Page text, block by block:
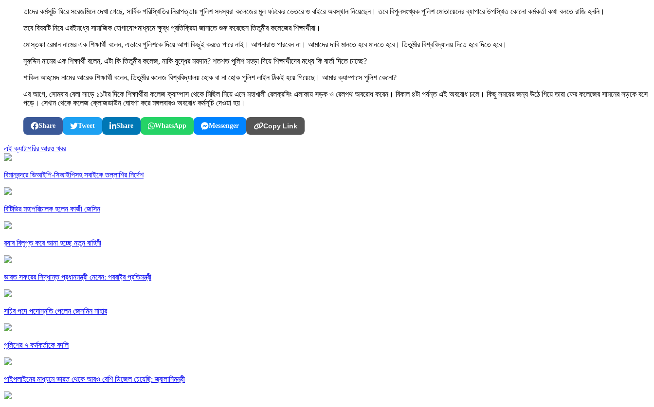
তাদের কর্মসূচি ঘিরে সরেজমিনে দেখা গেছে, সার্বিক পরিস্থিতির নিরাপত্তায় পুলিশ সদস্যরা কলেজের মূল ফটকের ভেতরে ও বাইরে অবস্থান নিয়েছেন। তবে বিপুলসংখ্যক পুলিশ মোতায়েনের ব্যাপারে উপস্থিত কোনো কর্মকর্তা কথা বলতে রাজি হননি।
তবে বিষয়টি নিয়ে এরইমধ্যে সামাজিক যোগাযোগমাধ্যমে ক্ষুব্ধ প্রতিক্রিয়া জানাতে শুরু করেছেন তিতুমীর কলেজের শিক্ষার্থীরা।
মোস্তফা রেমান নামের এক শিক্ষার্থী বলেন, এভাবে পুলিশকে দিয়ে আপা কিছুই করতে পারে নাই। আপনারাও পারবেন না। আমাদের দাবি মানতে হবে মানতে হবে। তিতুমীর বিশ্ববিদ্যালয় দিতে হবে দিতে হবে।
নুরুদ্দিন নামের এক শিক্ষার্থী বলেন, এটা কি তিতুমীর কলেজ, নাকি যুদ্ধের ময়দান? শতশত পুলিশ মহড়া দিয়ে শিক্ষার্থীদের মধ্যে কি বার্তা দিতে চাচ্ছে?
শাকিল আহমেদ নামের আরেক শিক্ষার্থী বলেন, তিতুমীর কলেজ বিশ্ববিদ্যালয় হোক বা না হোক পুলিশ লাইন ঠিকই হয়ে গিয়েছে। আমার ক্যাম্পাসে পুলিশ কেনো?
এর আগে, সোমবার বেলা সাড়ে ১১টার দিকে শিক্ষার্থীরা কলেজ ক্যাম্পাস থেকে মিছিল নিয়ে এসে মহাখালী রেলক্রসিং এলাকায় সড়ক ও রেলপথ অবরোধ করেন। বিকাল ৪টা পর্যন্ত এই অবরোধ চলে। কিছু সময়ের জন্য উঠে গিয়ে তারা ফের কলেজের সামনের সড়কে বসে
পড়ে। সেখান থেকে কলেজ ক্লোজডাউন ঘোষণা করে মঙ্গলবারও অবরোধ কর্মসূচি দেওয়া হয়।
Share Tweet Share WhatsApp Messenger Copy Link
এই ক্যাটাগরির আরও খবর
বিমানবন্দরে ভিআইপি-সিআইপিসহ সবাইকে তল্লাশির নির্দেশ
বিটিভির মহাপরিচালক হলেন কাজী জেসিন
র‍্যাব বিলুপ্ত করে আনা হচ্ছে নতুন বাহিনী
ভারত সফরের সিদ্ধান্ত প্রধানমন্ত্রী নেবেন: পররাষ্ট্র প্রতিমন্ত্রী
সচিব পদে পদোন্নতি পেলেন জেসমিন নাহার
পুলিশের ৭ কর্মকর্তাকে বদলি
পাইপলাইনের মাধ্যমে ভারত থেকে আরও বেশি ডিজেল চেয়েছি: জ্বালানিমন্ত্রী